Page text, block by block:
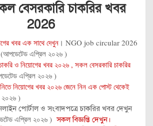
বেসরকারি চাকরির খবর
2026
খবর এক সাথে দেখুন । NGO job circular 2026
এপ্রিল ২০২৬ )
ও নিয়োগের খবর ২০২৬ , সকল বেসরকারি চাকরির
এপ্রিল ২০২৬ )
নিয়োগের খবর ২০২৬ জেনে নিন এক পোস্ট থেকেই
২০২৬ )
পোর্টাল ও সংবাদপত্রে চাকরির খবর দেখুন
এপ্রিল ২০২৬ ) সকল বিজ্ঞপ্তি দেখুন।